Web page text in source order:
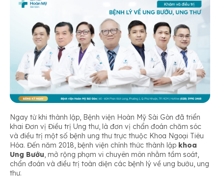
Ngay từ khi thành lập, Bệnh viện Hoàn Mỹ Sài Gòn đã triển
khai Đơn vị Điều trị Ung thư, là đơn vị chẩn đoán chăm sóc
và điều trị một số bệnh ung thư trực thuộc Khoa Ngoại Tiêu
Hóa. Đến năm 2018, bệnh viện chính thức thành lập khoa
Ung Bướu , mở rộng phạm vi chuyên môn nhằm tầm soát,
chẩn đoán và điều trị toàn diện các bệnh lý về ung bướu, ung
thư.